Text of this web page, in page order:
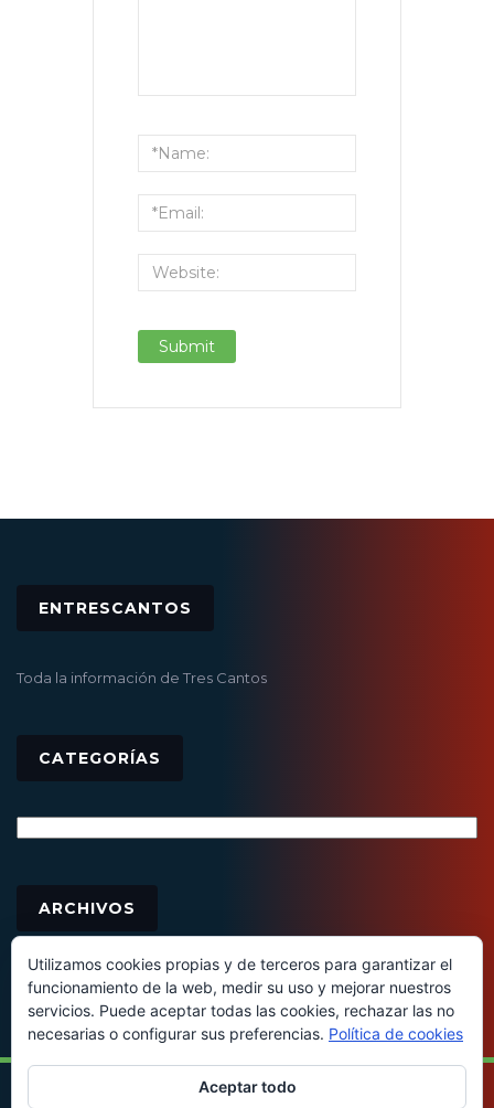
ENTRESCANTOS
Toda la información de Tres Cantos
CATEGORÍAS
ARCHIVOS
Utilizamos cookies propias y de terceros para garantizar el
funcionamiento de la web, medir su uso y mejorar nuestros
servicios. Puede aceptar todas las cookies, rechazar las no
necesarias o configurar sus preferencias. Política de cookies
Aceptar todo